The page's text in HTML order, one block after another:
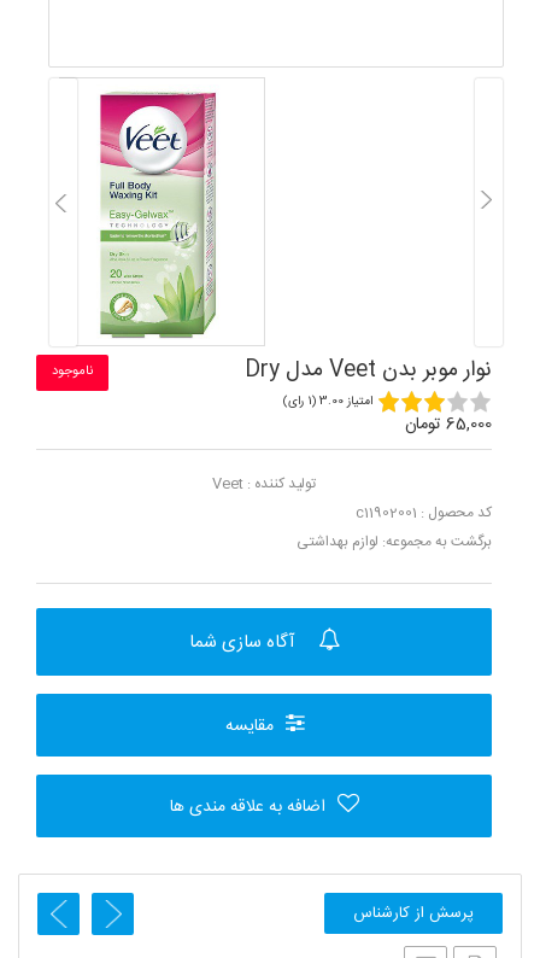
نوار موبر بدن Veet مدل Dry ناموجود
امتیاز 3.00 (1 رای)
65,000 تومان
تولید کننده : Veet
کد محصول : c11902001
برگشت به مجموعه: لوازم بهداشتی
آگاه سازی شما
مقایسه
اضافه به علاقه مندی ها
پرسش از کارشناس